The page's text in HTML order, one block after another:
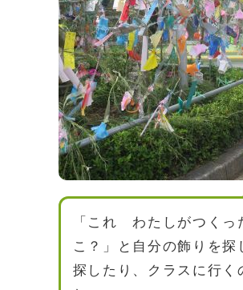
「これ わたしがつく
こ？」と自分の飾りを
探したり、クラスに行